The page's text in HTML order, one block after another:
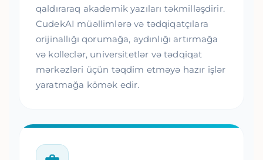
qaldıraraq akademik yazıları təkmilləşdirir.
CudekAI müəllimlərə və tədqiqatçılara
orijinallığı qorumağa, aydınlığı artırmağa
və kolleclər, universitetlər və tədqiqat
mərkəzləri üçün təqdim etməyə hazır işlər
yaratmağa kömək edir.